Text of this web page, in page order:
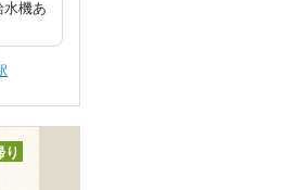
水機あ
り